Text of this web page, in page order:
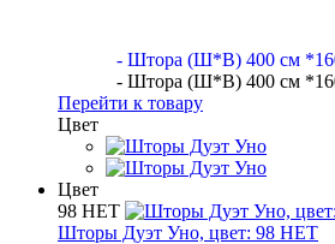
- Штора (Ш*В) 400 см
- Штора (Ш*В) 400 см
Перейти к товару
Цвет
Цвет
98 НЕТ
Шторы Дуэт Уно, цвет: 98 НЕТ